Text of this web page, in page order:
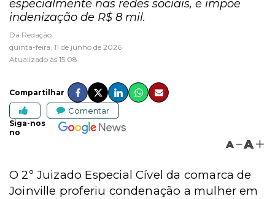
especialmente nas redes sociais, e impõe
indenização de R$ 8 mil.
Da Redação
quinta-feira, 11 de junho de 2026
Atualizado às 15:08
Compartilhar
Comentar
Siga-nos
no
A A
O 2º Juizado Especial Cível da comarca de
Joinville proferiu condenação a mulher em